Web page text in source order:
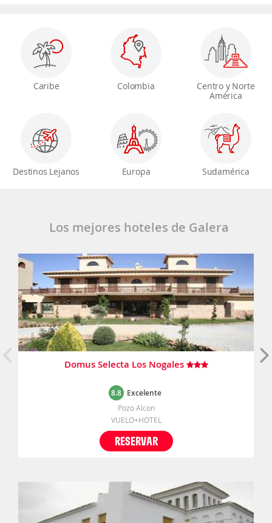
Caribe Colombia
Centro y Norte
América
Destinos Lejanos Europa Sudamérica
Los mejores hoteles de Galera
Domus Selecta Los Nogales
8.8 Excelente
Pozo Alcon
VUELO+HOTEL
RESERVAR